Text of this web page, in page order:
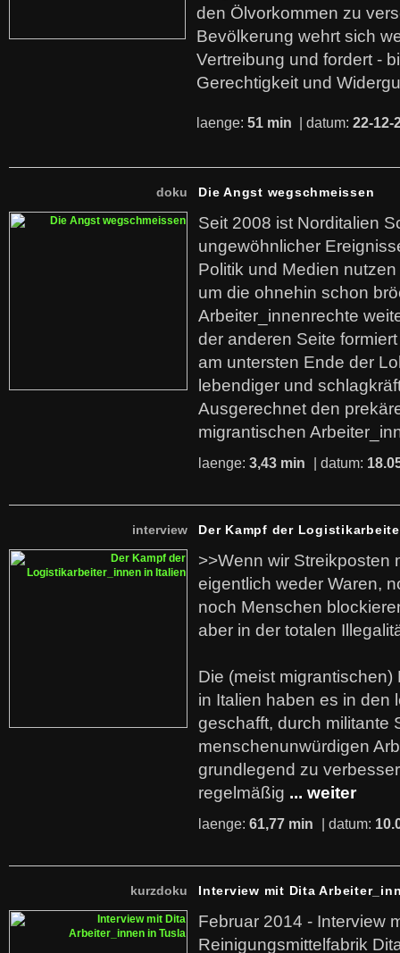
den Ölvorkommen zu
Bevölkerung wehrt sich
Vertreibung und fordert -
Gerechtigkeit und
laenge: 51 min | datum: 22-12-
doku Die Angst wegschmeissen
Seit 2008 ist Norditalien
ungewöhnlicher
Politik und Medien
um die ohnehin schon
Arbeiter_innenrechte
der anderen Seite
am untersten Ende der
lebendiger und
Ausgerechnet den
migrantischen
laenge: 3,43 min | datum:
interview Der Kampf der
>>Wenn wir Streikposten
eigentlich weder Waren,
noch Menschen
aber in der totalen
Die (meist
in Italien haben es in den
geschafft, durch militante
menschenunwürdigen
grundlegend zu
regelmäßig ... weiter
laenge: 61,77 min | datum:
kurzdoku Interview mit Dita
Februar 2014 - Interview
Reinigungsmittelfabrik